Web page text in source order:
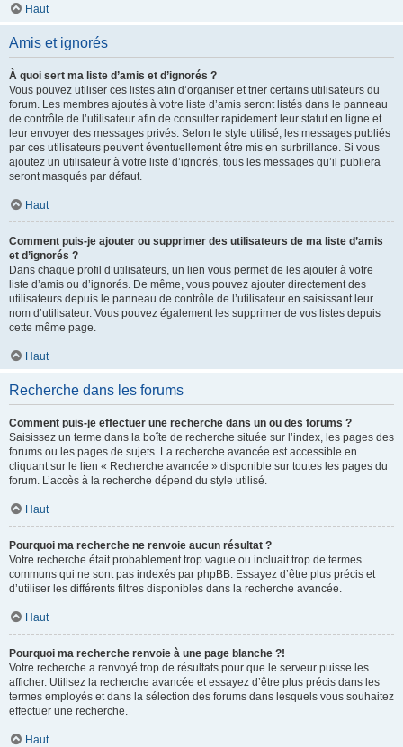
Haut
Amis et ignorés
À quoi sert ma liste d’amis et d’ignorés ?
Vous pouvez utiliser ces listes afin d’organiser et trier certains utilisateurs du
forum. Les membres ajoutés à votre liste d’amis seront listés dans le panneau
de contrôle de l’utilisateur afin de consulter rapidement leur statut en ligne et
leur envoyer des messages privés. Selon le style utilisé, les messages publiés
par ces utilisateurs peuvent éventuellement être mis en surbrillance. Si vous
ajoutez un utilisateur à votre liste d’ignorés, tous les messages qu’il publiera
seront masqués par défaut.
Haut
Comment puis-je ajouter ou supprimer des utilisateurs de ma liste d’amis
et d’ignorés ?
Dans chaque profil d’utilisateurs, un lien vous permet de les ajouter à votre
liste d’amis ou d’ignorés. De même, vous pouvez ajouter directement des
utilisateurs depuis le panneau de contrôle de l’utilisateur en saisissant leur
nom d’utilisateur. Vous pouvez également les supprimer de vos listes depuis
cette même page.
Haut
Recherche dans les forums
Comment puis-je effectuer une recherche dans un ou des forums ?
Saisissez un terme dans la boîte de recherche située sur l’index, les pages des
forums ou les pages de sujets. La recherche avancée est accessible en
cliquant sur le lien « Recherche avancée » disponible sur toutes les pages du
forum. L’accès à la recherche dépend du style utilisé.
Haut
Pourquoi ma recherche ne renvoie aucun résultat ?
Votre recherche était probablement trop vague ou incluait trop de termes
communs qui ne sont pas indexés par phpBB. Essayez d’être plus précis et
d’utiliser les différents filtres disponibles dans la recherche avancée.
Haut
Pourquoi ma recherche renvoie à une page blanche ?!
Votre recherche a renvoyé trop de résultats pour que le serveur puisse les
afficher. Utilisez la recherche avancée et essayez d’être plus précis dans les
termes employés et dans la sélection des forums dans lesquels vous souhaitez
effectuer une recherche.
Haut